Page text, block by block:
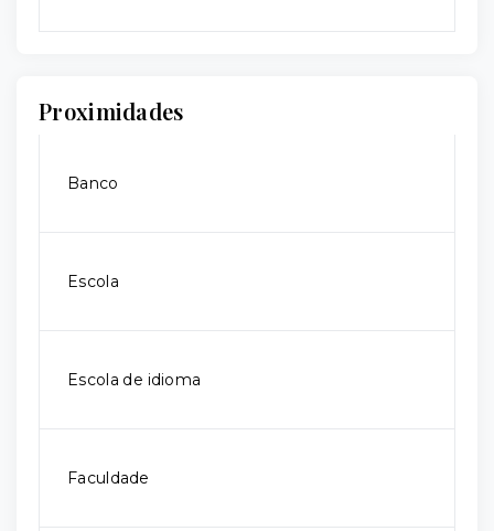
Proximidades
Banco
Escola
Escola de idioma
Faculdade